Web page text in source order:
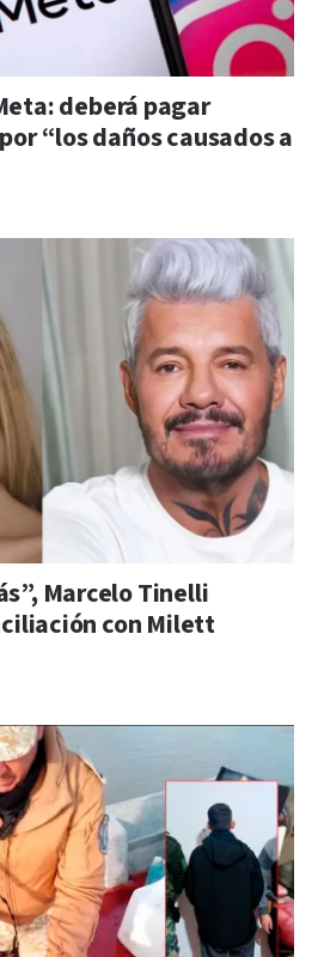
deberá pagar
“los daños causados a
Marcelo Tinelli
con Milett